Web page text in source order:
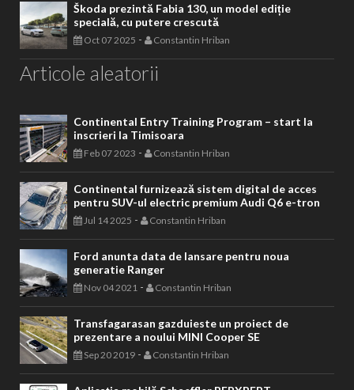
Škoda prezintă Fabia 130, un model ediție
specială, cu putere crescută
Oct 07 2025 - Constantin Hriban
Articole aleatorii
Continental Entry Training Program – start la
inscrieri la Timisoara
Feb 07 2023 - Constantin Hriban
Continental furnizează sistem digital de acces
pentru SUV-ul electric premium Audi Q6 e-tron
Jul 14 2025 - Constantin Hriban
Ford anunta data de lansare pentru noua
generatie Ranger
Nov 04 2021 - Constantin Hriban
Transfagarasan gazduieste un proiect de
prezentare a noului MINI Cooper SE
Sep 20 2019 - Constantin Hriban